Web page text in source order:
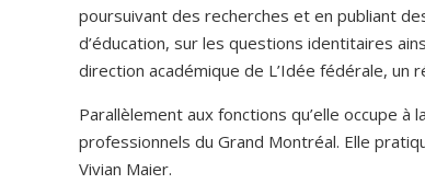
poursuivant des recherches et en publiant
d’éducation, sur les questions identitaires
direction académique de L’Idée fédérale,
Parallèlement aux fonctions qu’elle occupe
professionnels du Grand Montréal. Elle
Vivian Maier.